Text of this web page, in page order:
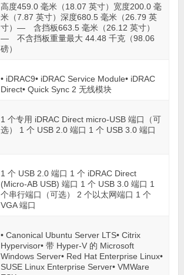
高度459.0 毫米（18.07 英寸）宽度200.0 毫
米（7.87 英寸）深度680.5 毫米（26.79 英
寸）— 含挡板663.5 毫米（26.12 英寸）
— 不含挡板重量最大 44.48 千克（98.06
磅）
• iDRAC9• iDRAC Service Module• iDRAC
Direct• Quick Sync 2 无线模块
1 个专用 iDRAC Direct micro-USB 端口（可
选） 1 个 USB 2.0 端口 1 个 USB 3.0 端口
1 个 USB 2.0 端口 1 个 iDRAC Direct
(Micro-AB USB) 端口 1 个 USB 3.0 端口 1
个串行端口（可选） 2 个以太网端口 1 个
VGA 端口
• Canonical Ubuntu Server LTS• Citrix
Hypervisor• 带 Hyper-V 的 Microsoft
Windows Server• Red Hat Enterprise Linux•
SUSE Linux Enterprise Server• VMWare